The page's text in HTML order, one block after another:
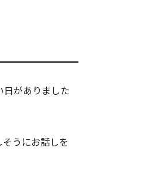
がありました
うにお話しを